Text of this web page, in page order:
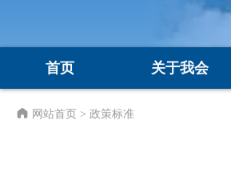
首页 关于我会
网站首页 > 政策标准